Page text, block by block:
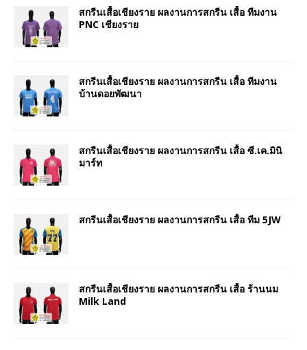
สกรีนเสื้อเชียงราย ผลงานการสกรีน เสื้อ ทีมงาน
PNC เชียงราย
สกรีนเสื้อเชียงราย ผลงานการสกรีน เสื้อ ทีมงาน
บ้านดอยพัฒนา
สกรีนเสื้อเชียงราย ผลงานการสกรีน เสื้อ ซี.เค.มินิ
มาร์ท
สกรีนเสื้อเชียงราย ผลงานการสกรีน เสื้อ ทีม 5JW
สกรีนเสื้อเชียงราย ผลงานการสกรีน เสื้อ ร้านนม
Milk Land